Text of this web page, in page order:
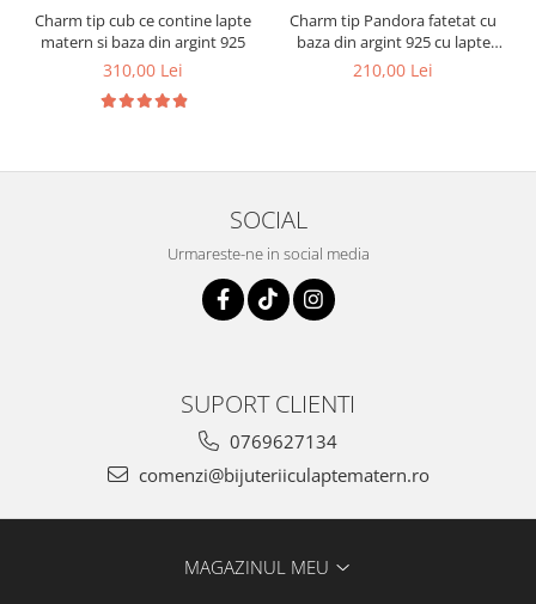
Charm tip cub ce contine lapte
matern si baza din argint 925
310,00 Lei
Charm tip Pandora fatetat cu
baza din argint 925 cu lapte
matern si foita decorativa
210,00 Lei
SOCIAL
Urmareste-ne in social media
SUPORT CLIENTI
0769627134
comenzi@bijuteriiculaptematern.ro
MAGAZINUL MEU